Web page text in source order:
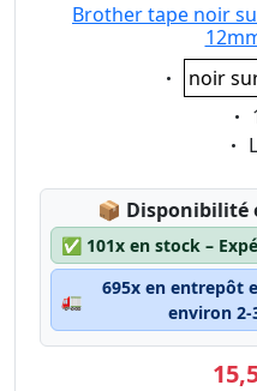
Brother tape noir
noir
📦 Lagerstatus:
Disponibilité
✅ 101x en stock –
🚛
695x en entrepôt
environ